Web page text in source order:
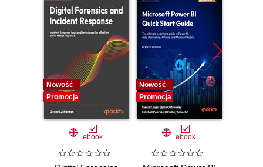
Nowość
Promocja
ebook
Nowość
Promocja
ebook